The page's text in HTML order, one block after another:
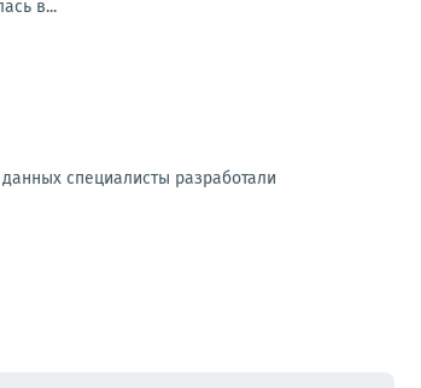
в...
специалисты разработали